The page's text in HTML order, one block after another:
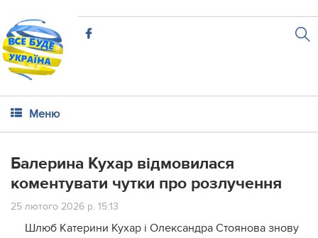
Меню
Балерина Кухар відмовилася
коментувати чутки про розлучення
25 лютого 2026 р. 15:13
Шлюб Катерини Кухар і Олександра Стоянова знову